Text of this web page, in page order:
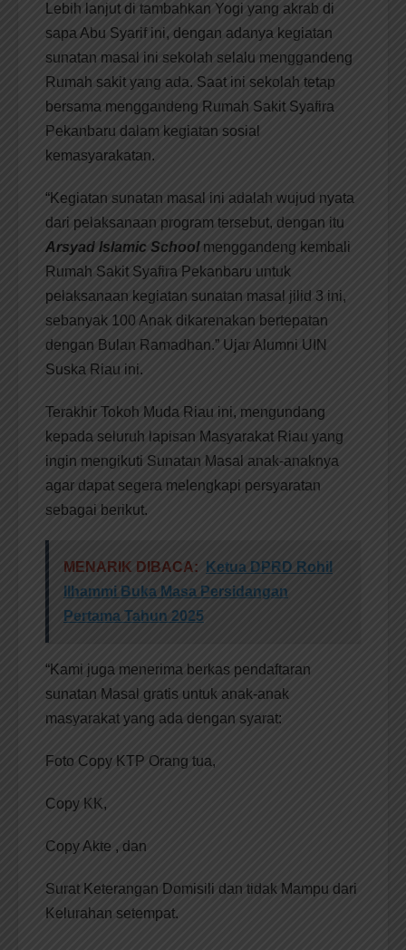
Lebih lanjut di tambahkan Yogi yang akrab di
sapa Abu Syarif ini, dengan adanya kegiatan
sunatan masal ini sekolah selalu menggandeng
Rumah sakit yang ada. Saat ini sekolah tetap
bersama menggandeng Rumah Sakit Syafira
Pekanbaru dalam kegiatan sosial
kemasyarakatan.
“Kegiatan sunatan masal ini adalah wujud nyata
dari pelaksanaan program tersebut, dengan itu
Arsyad Islamic Schoolmenggandeng kembali
Rumah Sakit Syafira Pekanbaru untuk
pelaksanaan kegiatan sunatan masal jilid 3 ini,
sebanyak 100 Anak dikarenakan bertepatan
dengan Bulan Ramadhan.” Ujar Alumni UIN
Suska Riau ini.
Terakhir Tokoh Muda Riau ini, mengundang
kepada seluruh lapisan Masyarakat Riau yang
ingin mengikuti Sunatan Masal anak-anaknya
agar dapat segera melengkapi persyaratan
sebagai berikut.
MENARIK DIBACA:
Ketua DPRD Rohil
Ilhammi Buka Masa Persidangan
Pertama Tahun 2025
“Kami juga menerima berkas pendaftaran
sunatan Masal gratis untuk anak-anak
masyarakat yang ada dengan syarat:
Foto Copy KTP Orang tua,
Copy KK,
Copy Akte , dan
Surat Keterangan Domisili dan tidak Mampu dari
Kelurahan setempat.